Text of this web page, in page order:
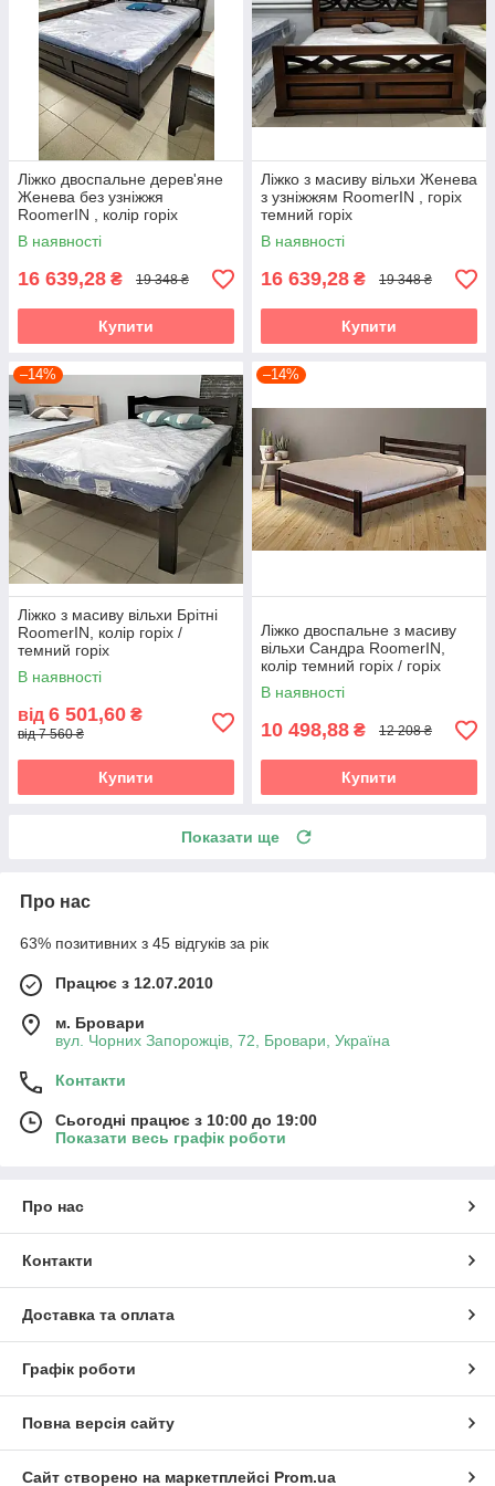
Ліжко двоспальне дерев'яне
Женева без узніжжя
RoomerIN , колір горіх
темний горіх
В наявності
16 639,28 ₴ 19 348 ₴
Купити
Ліжко з масиву вільхи Женева
з узніжжям RoomerIN , горіх
темний горіх
В наявності
16 639,28 ₴ 19 348 ₴
Купити
–14%
Ліжко з масиву вільхи Брітні
RoomerIN, колір горіх /
темний горіх
В наявності
від 6 501,60 ₴
від 7 560 ₴
Купити
–14%
Ліжко двоспальне з масиву
вільхи Сандра RoomerIN,
колір темний горіх / горіх
В наявності
10 498,88 ₴ 12 208 ₴
Купити
Показати ще
Про нас
63% позитивних з 45 відгуків за рік
Працює з 12.07.2010
м. Бровари
вул. Чорних Запорожців, 72, Бровари, Україна
Контакти
Сьогодні працює з 10:00 до 19:00
Показати весь графік роботи
Про нас
Контакти
Доставка та оплата
Графік роботи
Повна версія сайту
Сайт створено на маркетплейсі Prom.ua